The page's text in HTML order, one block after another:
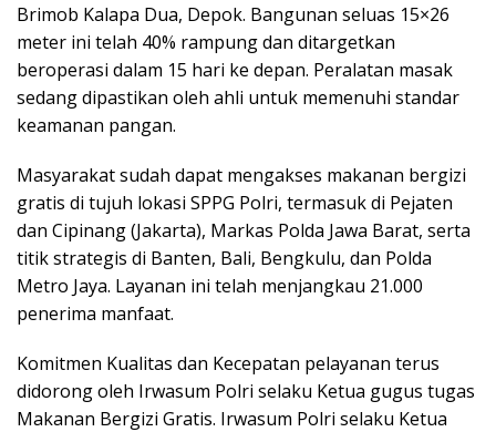
Brimob Kalapa Dua, Depok. Bangunan seluas 15×26
meter ini telah 40% rampung dan ditargetkan
beroperasi dalam 15 hari ke depan. Peralatan masak
sedang dipastikan oleh ahli untuk memenuhi standar
keamanan pangan.
Masyarakat sudah dapat mengakses makanan bergizi
gratis di tujuh lokasi SPPG Polri, termasuk di Pejaten
dan Cipinang (Jakarta), Markas Polda Jawa Barat, serta
titik strategis di Banten, Bali, Bengkulu, dan Polda
Metro Jaya. Layanan ini telah menjangkau 21.000
penerima manfaat.
Komitmen Kualitas dan Kecepatan pelayanan terus
didorong oleh Irwasum Polri selaku Ketua gugus tugas
Makanan Bergizi Gratis. Irwasum Polri selaku Ketua